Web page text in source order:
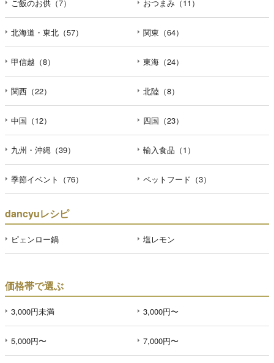
ご飯のお供（7） おつまみ（11）
北海道・東北（57） 関東（64）
甲信越（8） 東海（24）
関西（22） 北陸（8）
中国（12） 四国（23）
九州・沖縄（39） 輸入食品（1）
季節イベント（76） ペットフード（3）
dancyuレシピ
ピェンロー鍋 塩レモン
価格帯で選ぶ
3,000円未満 3,000円〜
5,000円〜 7,000円〜